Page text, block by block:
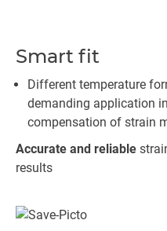
Smart fit
Different temperature
demanding application
compensation of strain
Accurate and reliable
results